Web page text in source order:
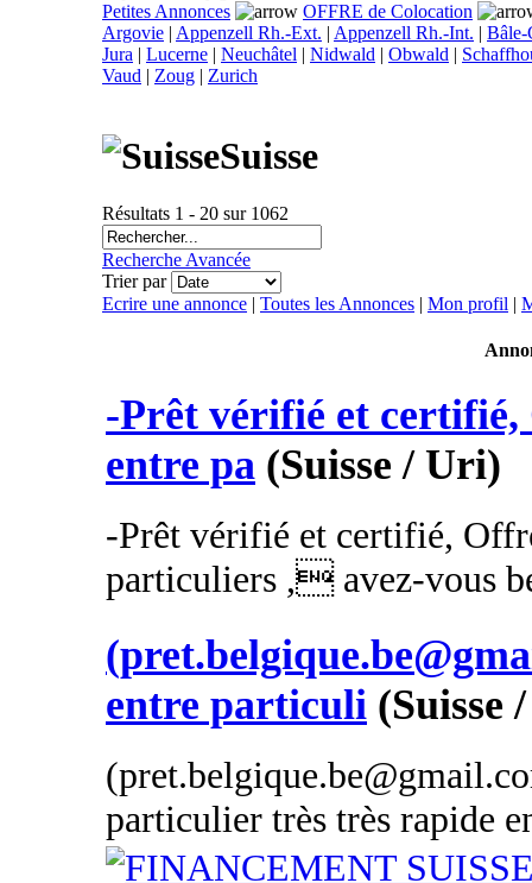
Petites Annonces
OFFRE de Colocation
Argovie | Appenzell Rh.-Ext. | Appenzell Rh.-Int. | Bâle-
Jura | Lucerne | Neuchâtel | Nidwald | Obwald |
Vaud | Zoug | Zurich
Suisse
Résultats 1 - 20 sur 1062
Recherche Avancée
Trier par
Ecrire une annonce | Toutes les Annonces | Mon profil |
-Prêt vérifié et certifié,
entre pa (Suisse / Uri)
-Prêt vérifié et certifié,
particuliers , avez-vous
entre particuli (Suisse
particulier très très rapide